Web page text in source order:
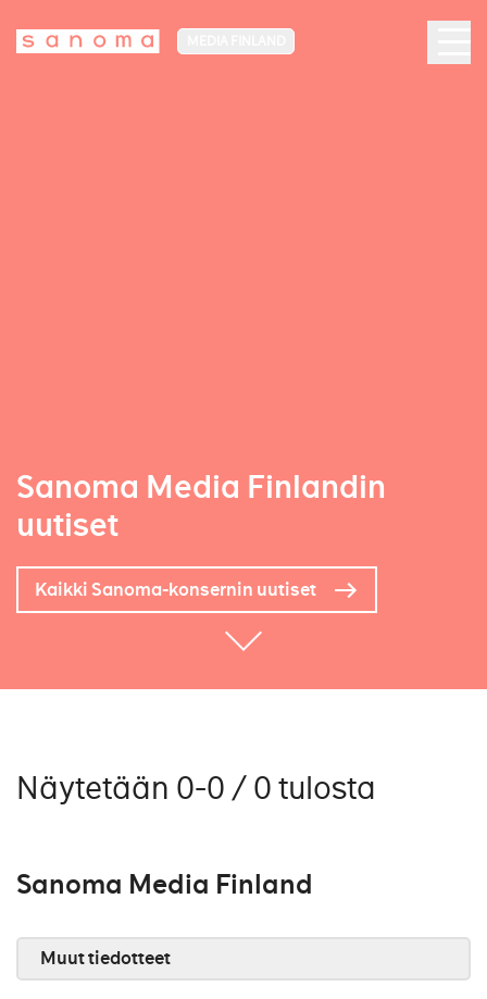
Sanoma Media Finlandin
uutiset
Kaikki Sanoma-konsernin uutiset
Näytetään 0-0 / 0 tulosta
Sanoma Media Finland
Muut tiedotteet